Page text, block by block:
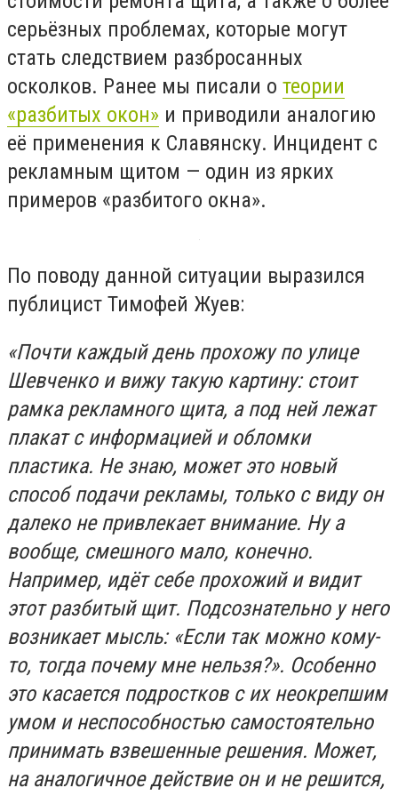
серьёзных проблемах, которые могут
стать следствием разбросанных
осколков. Ранее мы писали о теории
«разбитых окон» и приводили аналогию
её применения к Славянску. Инцидент с
рекламным щитом — один из ярких
примеров «разбитого окна».
По поводу данной ситуации выразился
публицист Тимофей Жуев:
«Почти каждый день прохожу по улице
Шевченко и вижу такую картину: стоит
рамка рекламного щита, а под ней лежат
плакат с информацией и обломки
пластика. Не знаю, может это новый
способ подачи рекламы, только с виду он
далеко не привлекает внимание. Ну а
вообще, смешного мало, конечно.
Например, идёт себе прохожий и видит
этот разбитый щит. Подсознательно у него
возникает мысль: «Если так можно кому-
то, тогда почему мне нельзя?». Особенно
это касается подростков с их неокрепшим
умом и неспособностью самостоятельно
принимать взвешенные решения. Может,
на аналогичное действие он и не решится,